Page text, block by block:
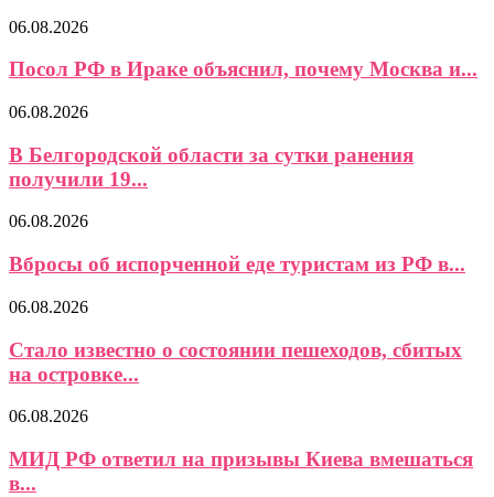
06.08.2026
Посол РФ в Ираке объяснил, почему Москва и...
06.08.2026
В Белгородской области за сутки ранения
получили 19...
06.08.2026
Вбросы об испорченной еде туристам из РФ в...
06.08.2026
Стало известно о состоянии пешеходов, сбитых
на островке...
06.08.2026
МИД РФ ответил на призывы Киева вмешаться
в...